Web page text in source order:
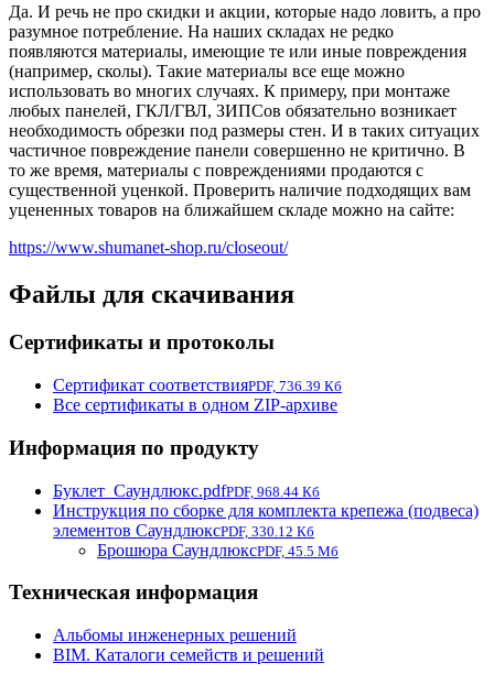
Да. И речь не про скидки и акции, которые надо ловить, а про
разумное потребление. На наших складах не редко
появляются материалы, имеющие те или иные повреждения
(например, сколы). Такие материалы все еще можно
использовать во многих случаях. К примеру, при монтаже
любых панелей, ГКЛ/ГВЛ, ЗИПСов обязательно возникает
необходимость обрезки под размеры стен. И в таких ситуацих
частичное повреждение панели совершенно не критично. В
то же время, материалы с повреждениями продаются с
существенной уценкой. Проверить наличие подходящих вам
уцененных товаров на ближайшем складе можно на сайте:
https://www.shumanet-shop.ru/closeout/
Файлы для скачивания
Сертификаты и протоколы
Сертификат соответствияPDF, 736.39 Кб
Все сертификаты в одном ZIP-архиве
Информация по продукту
Буклет_Саундлюкс.pdfPDF, 968.44 Кб
Инструкция по сборке для комплекта крепежа (подвеса)
элементов СаундлюксPDF, 330.12 Кб
Брошюра СаундлюксPDF, 45.5 Мб
Техническая информация
Альбомы инженерных решений
BIM. Каталоги семейств и решений